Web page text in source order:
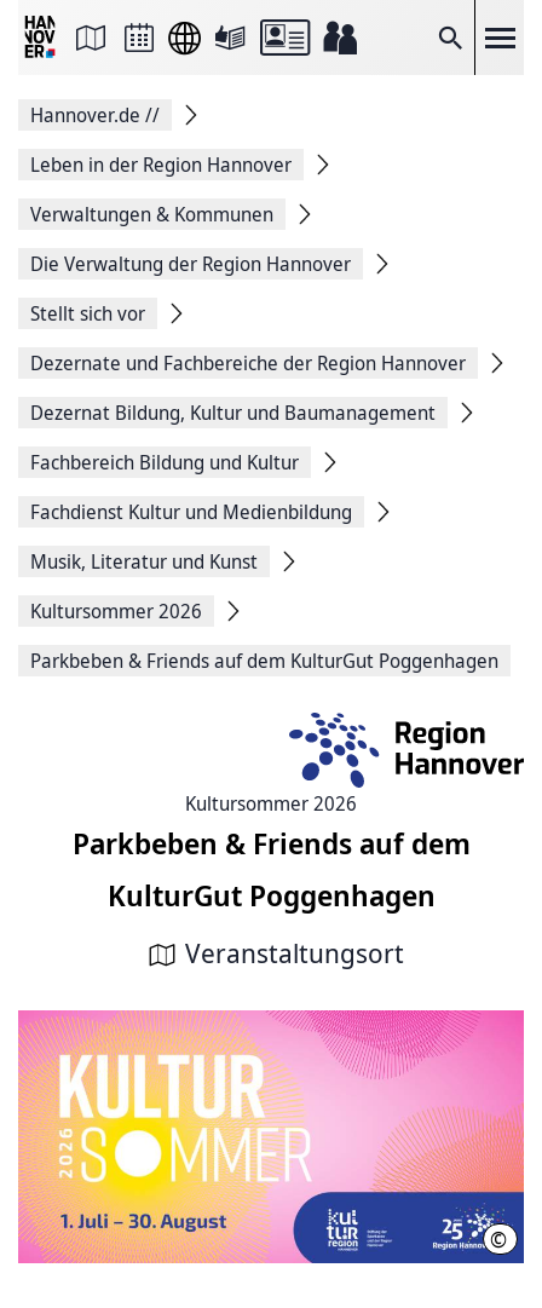
Suche
Seite
Facebook
teilen
Seitenlink
Seite
Hannover.de //
Leben in der Region Hannover
Verwaltungen & Kommunen
Die Verwaltung der Region Hannover
Stellt sich vor
Dezernate und Fachbereiche der Region Hannover
Dezernat Bildung, Kultur und Baumanagement
Fachbereich Bildung und Kultur
Fachdienst Kultur und Medienbildung
Musik, Literatur und Kunst
Kultursommer 2026
Parkbeben & Friends auf dem KulturGut Poggenhagen
Kultursommer 2026
Parkbeben & Friends auf dem
KulturGut Poggenhagen
Veranstaltungsort
© RH